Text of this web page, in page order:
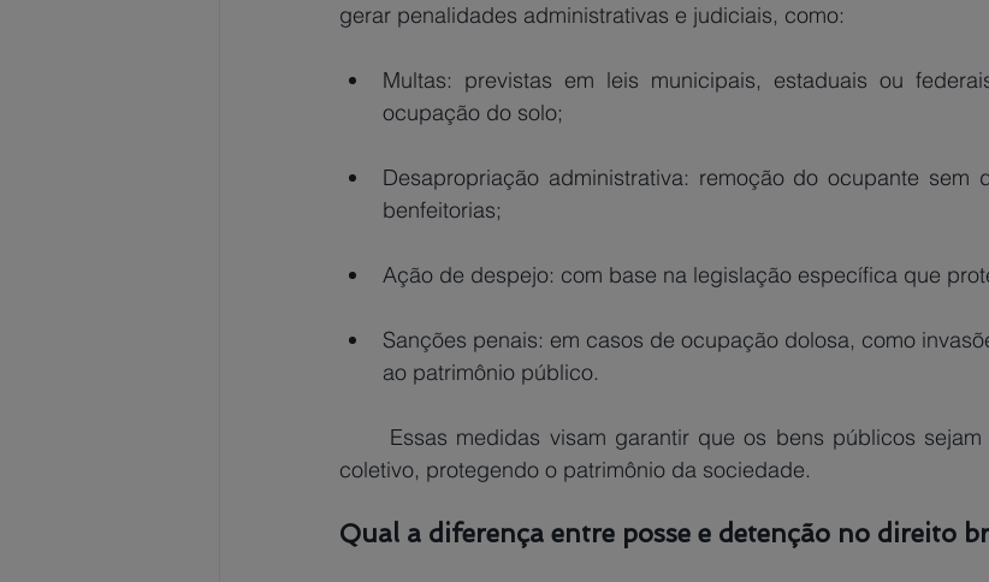
gerar penalidades administrativas e judiciais, como:
Multas: previstas em leis municipais, estaduais ou
ocupação do solo;
Desapropriação administrativa: remoção do ocupante sem
benfeitorias;
Ação de despejo: com base na legislação específica que
Sanções penais: em casos de ocupação dolosa, como
ao patrimônio público.
coletivo, protegendo o patrimônio da sociedade.
Qual a diferença entre posse e detenção no direito